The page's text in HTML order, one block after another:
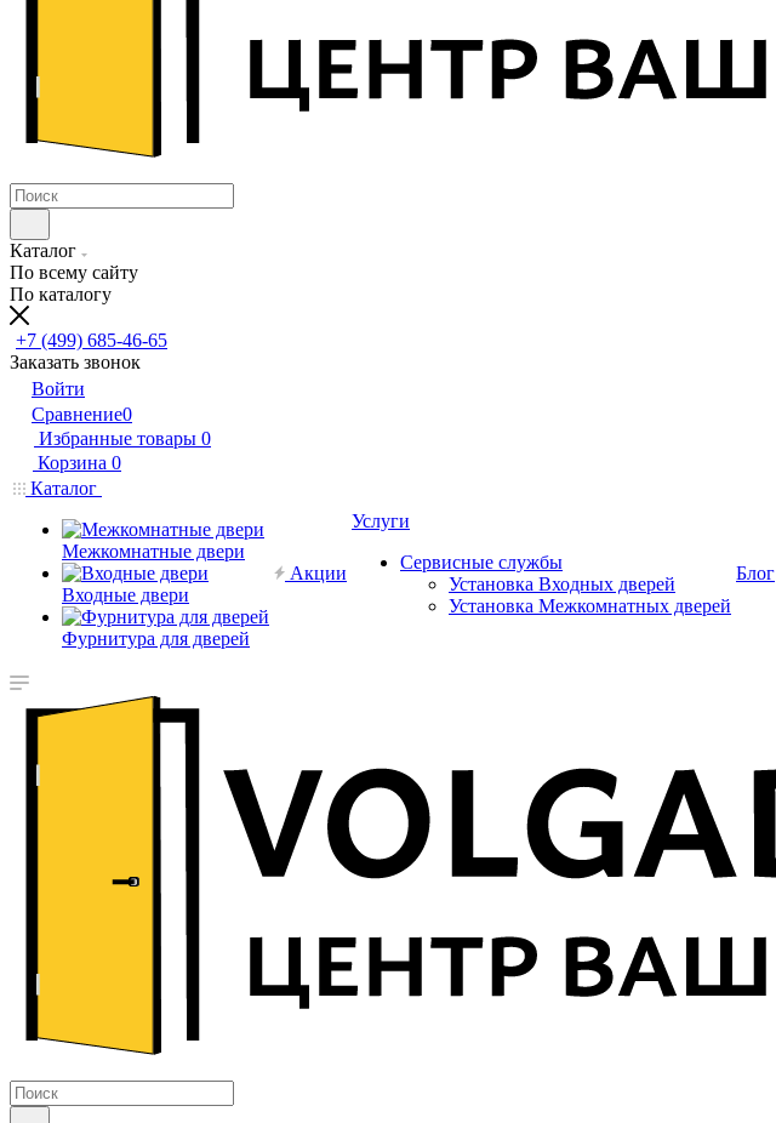
Каталог
По всему сайту
По каталогу
+7 (499) 685-46-65
Заказать звонок
Войти
Сравнение0
Избранные товары 0
Корзина 0
Каталог
Межкомнатные двери
Входные двери
Фурнитура для дверей
Акции
Услуги
Сервисные службы
Установка Входных дверей
Установка Межкомнатных дверей
Блог